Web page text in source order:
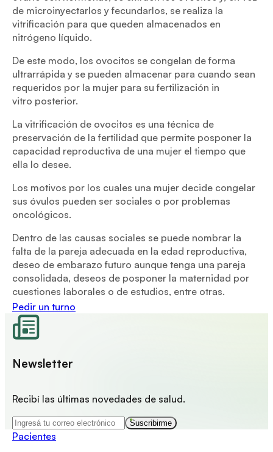
de microinyectarlos y fecundarlos, se realiza la
vitrificación para que queden almacenados en
nitrógeno líquido.
De este modo, los ovocitos se congelan de forma
ultrarrápida y se pueden almacenar para cuando sean
requeridos por la mujer para su fertilización in
vitro posterior.
La vitrificación de ovocitos es una técnica de
preservación de la fertilidad que permite posponer la
capacidad reproductiva de una mujer el tiempo que
ella lo desee.
Los motivos por los cuales una mujer decide congelar
sus óvulos pueden ser sociales o por problemas
oncológicos.
Dentro de las causas sociales se puede nombrar la
falta de la pareja adecuada en la edad reproductiva,
deseo de embarazo futuro aunque tenga una pareja
consolidada, deseos de posponer la maternidad por
cuestiones laborales o de estudios, entre otras.
Pedir un turno
Newsletter
Recibí las últimas novedades de salud.
Suscribirme
Pacientes